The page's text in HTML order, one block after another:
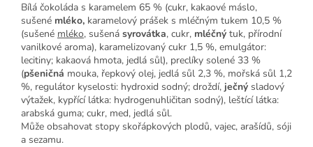
Bílá čokoláda s karamelem 65 % (cukr, kakaové máslo,
sušené mléko, karamelový prášek s mléčným tukem 10,5 %
(sušené mléko, sušená syrovátka, cukr, mléčný tuk, přírodní
vanilkové aroma), karamelizovaný cukr 1,5 %, emulgátor:
lecitiny; kakaová hmota, jedlá sůl), preclíky solené 33 %
(pšeničná mouka, řepkový olej, jedlá sůl 2,3 %, mořská sůl 1,2
%, regulátor kyselosti: hydroxid sodný; droždí, ječný sladový
výtažek, kypřící látka: hydrogenuhličitan sodný), leštící látka:
arabská guma; cukr, med, jedlá sůl.
Může obsahovat stopy skořápkových plodů, vajec, arašídů, sóji
a sezamu.